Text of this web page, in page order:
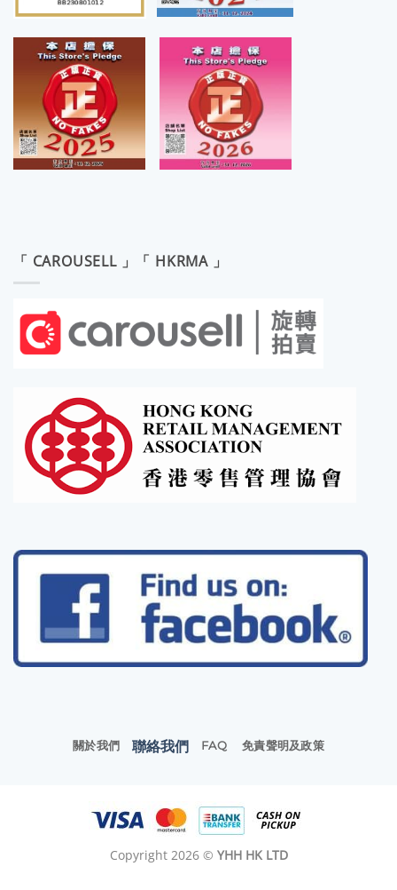
「 CAROUSELL 」「 HKRMA 」
關於我們 聯絡我們 FAQ 免責聲明及政策
Copyright 2026 © YHH HK LTD